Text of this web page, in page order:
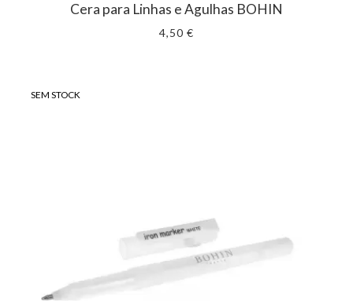
Cera para Linhas e Agulhas BOHIN
4,50 €
SEM STOCK